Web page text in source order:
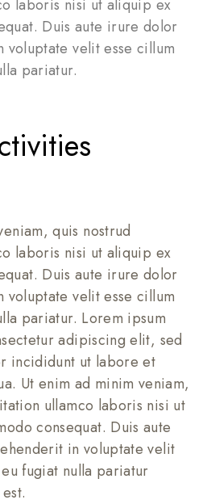
laboris nisi ut aliquip ex
Duis aute irure dolor
velit esse cillum
pariatur.
quis nostrud
laboris nisi ut aliquip ex
Duis aute irure dolor
velit esse cillum
pariatur. Lorem ipsum
adipiscing elit, sed
incididunt ut labore et
Ut enim ad minim veniam,
ullamco laboris nisi ut
consequat. Duis aute
in voluptate velit
fugiat nulla pariatur